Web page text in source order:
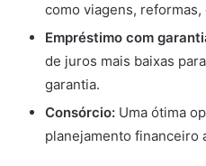
como viagens, reformas,
Empréstimo com
de juros mais baixas
garantia.
Consórcio: Uma ótima
planejamento financeiro